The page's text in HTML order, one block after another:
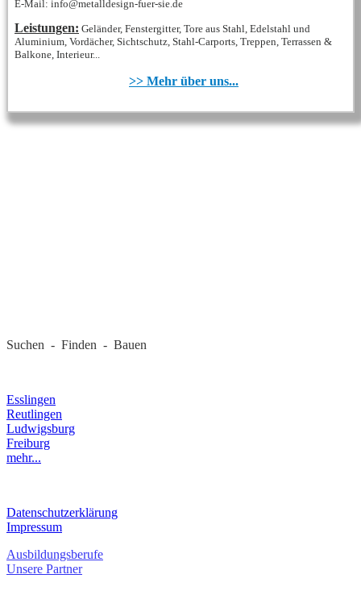
E-Mail: info@metalldesign-fuer-sie.de
Leistungen: Geländer, Fenstergitter, Tore aus Stahl, Edelstahl und
Aluminium, Vordächer, Sichtschutz, Stahl-Carports, Treppen, Terrassen &
Balkone, Interieur...
>> Mehr über uns...
Suchen - Finden - Bauen
Esslingen
Reutlingen
Ludwigsburg
Freiburg
mehr...
Datenschutzerklärung
Impressum
Ausbildungsberufe
Unsere Partner